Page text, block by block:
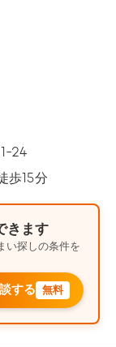
24
歩15分
きます
い探しの条件を
する 無料